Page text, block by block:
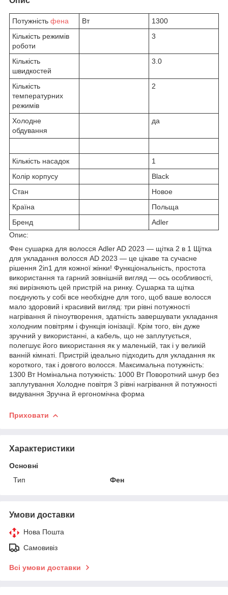
Потужність фена Вт
1300
Кількість режимів
роботи
3
Кількість
швидкостей
3.0
Кількість
температурних
режимів
2
Холодне
обдування
да
Кількість насадок
1
Колір корпусу
Black
Стан
Hовое
Країна
Польща
Бренд
Adler
Опис:
Фен сушарка для волосся Adler AD 2023 — щітка 2 в 1 Щітка
для укладання волосся AD 2023 — це цікаве та сучасне
рішення 2in1 для кожної жінки! Функціональність, простота
використання та гарний зовнішній вигляд — ось особливості,
які вирізняють цей пристрій на ринку. Сушарка та щітка
поєднують у собі все необхідне для того, щоб ваше волосся
мало здоровий і красивий вигляд: три рівні потужності
нагрівання й піноутворення, здатність завершувати укладання
холодним повітрям і функція іонізації. Крім того, він дуже
зручний у використанні, а кабель, що не заплутується,
полегшує його використання як у маленькій, так і у великій
ванній кімнаті. Пристрій ідеально підходить для укладання як
короткого, так і довгого волосся. Максимальна потужність:
1300 Вт Номінальна потужність: 1000 Вт Поворотний шнур без
заплутування Холодне повітря 3 рівні нагрівання й потужності
видування Зручна й ергономічна форма
Приховати
Характеристики
Основні
Тип
Фен
Умови доставки
Нова Пошта
Самовивіз
Всі умови доставки